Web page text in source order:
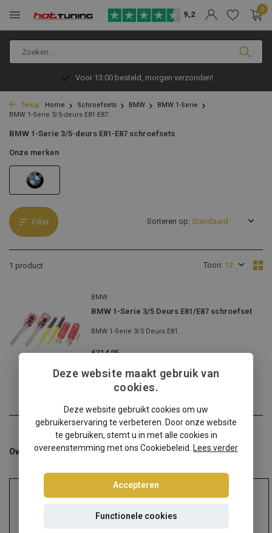
9,2
0
Voor 13:00 besteld, morgen verzonden!
Terug Home Schroefsets BMW
BMW 1-Serie
BMW 1-Serie 3/5-deurs E81-E87...
BMW 1-Serie 3/5-deurs E81-E87 schroefsets
Onze merken
Filter
1 product Toon:
Sorteren op:
BMW
BMW 1-Serie 3/5 Deurs E81/E87 schroefset
BMW 1-Serie 3/5 Deurs E81...
€314,95
Overige categorieën in Schroefsets
Deze website maakt gebruik van
cookies.
Deze website gebruikt cookies om uw
gebruikerservaring te verbeteren. Door onze website
te gebruiken, stemt u in met alle cookies in
overeenstemming met ons Cookiebeleid.
Lees verder
Accepteren
Functionele cookies